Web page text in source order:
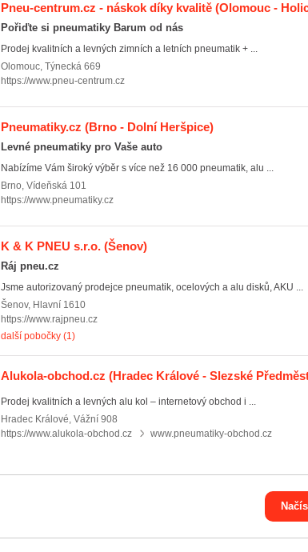
Pneu-centrum.cz - náskok díky kvalitě (Olomouc -
Pořiďte si pneumatiky Barum od nás
Prodej kvalitních a levných zimních a letních pneumatik + ...
Olomouc, Týnecká 669
https://www.pneu-centrum.cz
Pneumatiky.cz (Brno - Dolní Heršpice)
Levné pneumatiky pro Vaše auto
Nabízíme Vám široký výběr s více než 16 000 pneumatik, alu ...
Brno, Vídeňská 101
https://www.pneumatiky.cz
K & K PNEU s.r.o. (Šenov)
Ráj pneu.cz
Jsme autorizovaný prodejce pneumatik, ocelových a alu disků, AKU ...
Šenov, Hlavní 1610
https://www.rajpneu.cz
další pobočky (1)
Alukola-obchod.cz (Hradec Králové - Slezské
Prodej kvalitních a levných alu kol – internetový obchod i ...
Hradec Králové, Vážní 908
https://www.alukola-obchod.cz
www.pneumatiky-obchod.cz